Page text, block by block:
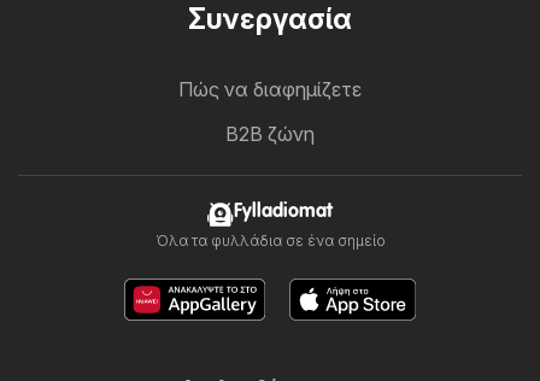
Συνεργασία
Πώς να διαφημίζετε
B2B ζώνη
Fylladiomat
Όλα τα φυλλάδια σε ένα σημείο